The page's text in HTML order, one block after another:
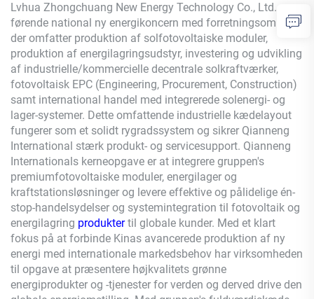
Lvhua Zhongchuang New Energy Technology Co., Ltd. er en
førende national ny energikoncern med forretningsområder,
der omfatter produktion af solfotovoltaiske moduler,
produktion af energilagringsudstyr, investering og udvikling
af industrielle/kommercielle decentrale solkraftværker,
fotovoltaisk EPC (Engineering, Procurement, Construction)
samt international handel med integrerede solenergi- og
lager-systemer. Dette omfattende industrielle kædelayout
fungerer som et solidt rygradssystem og sikrer Qianneng
International stærk produkt- og servicesupport. Qianneng
Internationals kerneopgave er at integrere gruppen's
premiumfotovoltaiske moduler, energilager og
kraftstationsløsninger og levere effektive og pålidelige én-
stop-handelsydelser og systemintegration til fotovoltaik og
energilagring produktertil globale kunder. Med et klart
fokus på at forbinde Kinas avancerede produktion af ny
energi med internationale markedsbehov har virksomheden
til opgave at præsentere højkvalitets grønne
energiprodukter og -tjenester for verden og derved drive den